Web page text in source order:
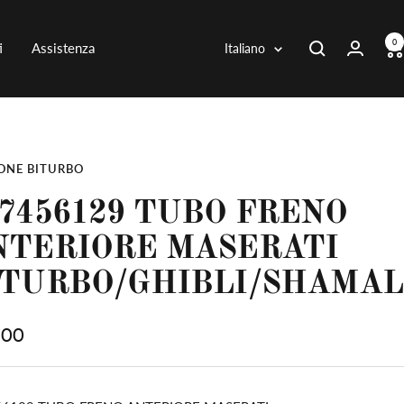
Assistenza Lingua
Italiano 0
BITURBO
TUBO FRENO
MASERATI
GHIBLI/SHAMAL